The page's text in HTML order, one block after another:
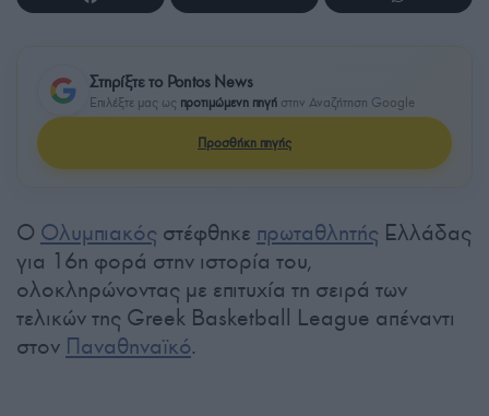
Στηρίξτε το Pontos News
Επιλέξτε μας ως προτιμώμενη πηγή στην Αναζήτηση Google
Προσθήκη πηγής
Ο Ολυμπιακός στέφθηκε πρωταθλητής Ελλάδας
για 16η φορά στην ιστορία του,
ολοκληρώνοντας με επιτυχία τη σειρά των
τελικών της Greek Basketball League απέναντι
στον Παναθηναϊκό.